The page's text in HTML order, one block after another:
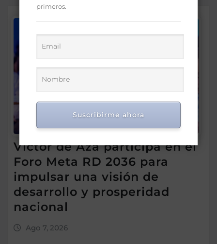
Víctor de Aza participa en el
Foro Meta RD 2036 para
impulsar una visión de
desarrollo y prosperidad
nacional
Ago 7, 2026
primeros.
Suscribirme ahora